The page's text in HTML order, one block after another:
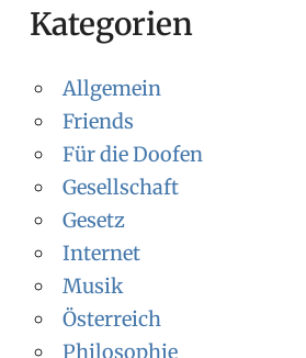
Kategorien
Allgemein
Friends
Für die Doofen
Gesellschaft
Gesetz
Internet
Musik
Österreich
Philosophie